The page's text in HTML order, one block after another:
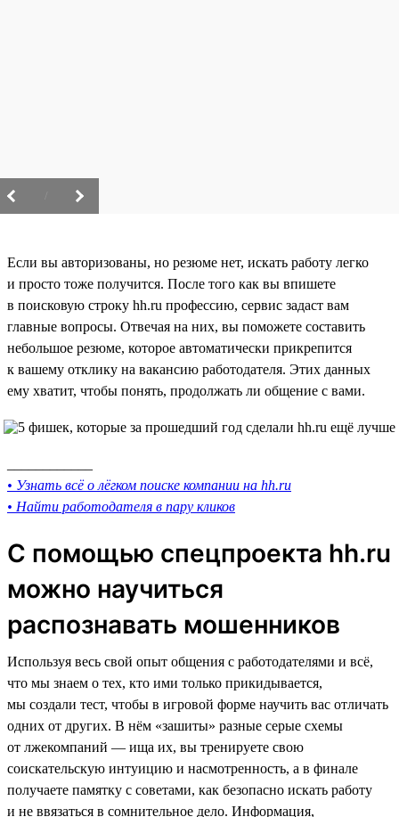
Если вы авторизованы, но резюме нет, искать работу легко
и просто тоже получится. После того как вы впишете
в поисковую строку hh.ru профессию, сервис задаст вам
главные вопросы. Отвечая на них, вы поможете составить
небольшое резюме, которое автоматически прикрепится
к вашему отклику на вакансию работодателя. Этих данных
ему хватит, чтобы понять, продолжать ли общение с вами.
• Узнать всё о лёгком поиске компании на hh.ru
• Найти работодателя в пару кликов
С помощью спецпроекта hh.ru
можно научиться
распознавать мошенников
Используя весь свой опыт общения с работодателями и всё,
что мы знаем о тех, кто ими только прикидывается,
мы создали тест, чтобы в игровой форме научить вас отличать
одних от других. В нём «зашиты» разные серые схемы
от лжекомпаний — ища их, вы тренируете свою
соискательскую интуицию и насмотренность, а в финале
получаете памятку с советами, как безопасно искать работу
и не ввязаться в сомнительное дело. Информация,